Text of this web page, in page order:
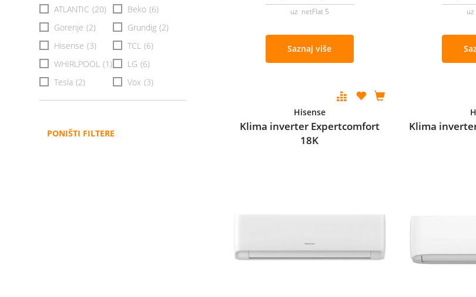
ATLANTIC (20) Beko (6)
Gorenje (2) Grundig (2)
Hisense (3) TCL (6)
WHIRLPOOL (1) LG (6)
Tesla (2) Vox (3)
PONIŠTI FILTERE
uz netFlat 5
Saznaj više
Hisense
Klima inverter Expertcomfort
18K
Klima